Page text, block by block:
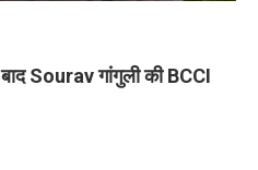
Sourav गांगुली की BCCI